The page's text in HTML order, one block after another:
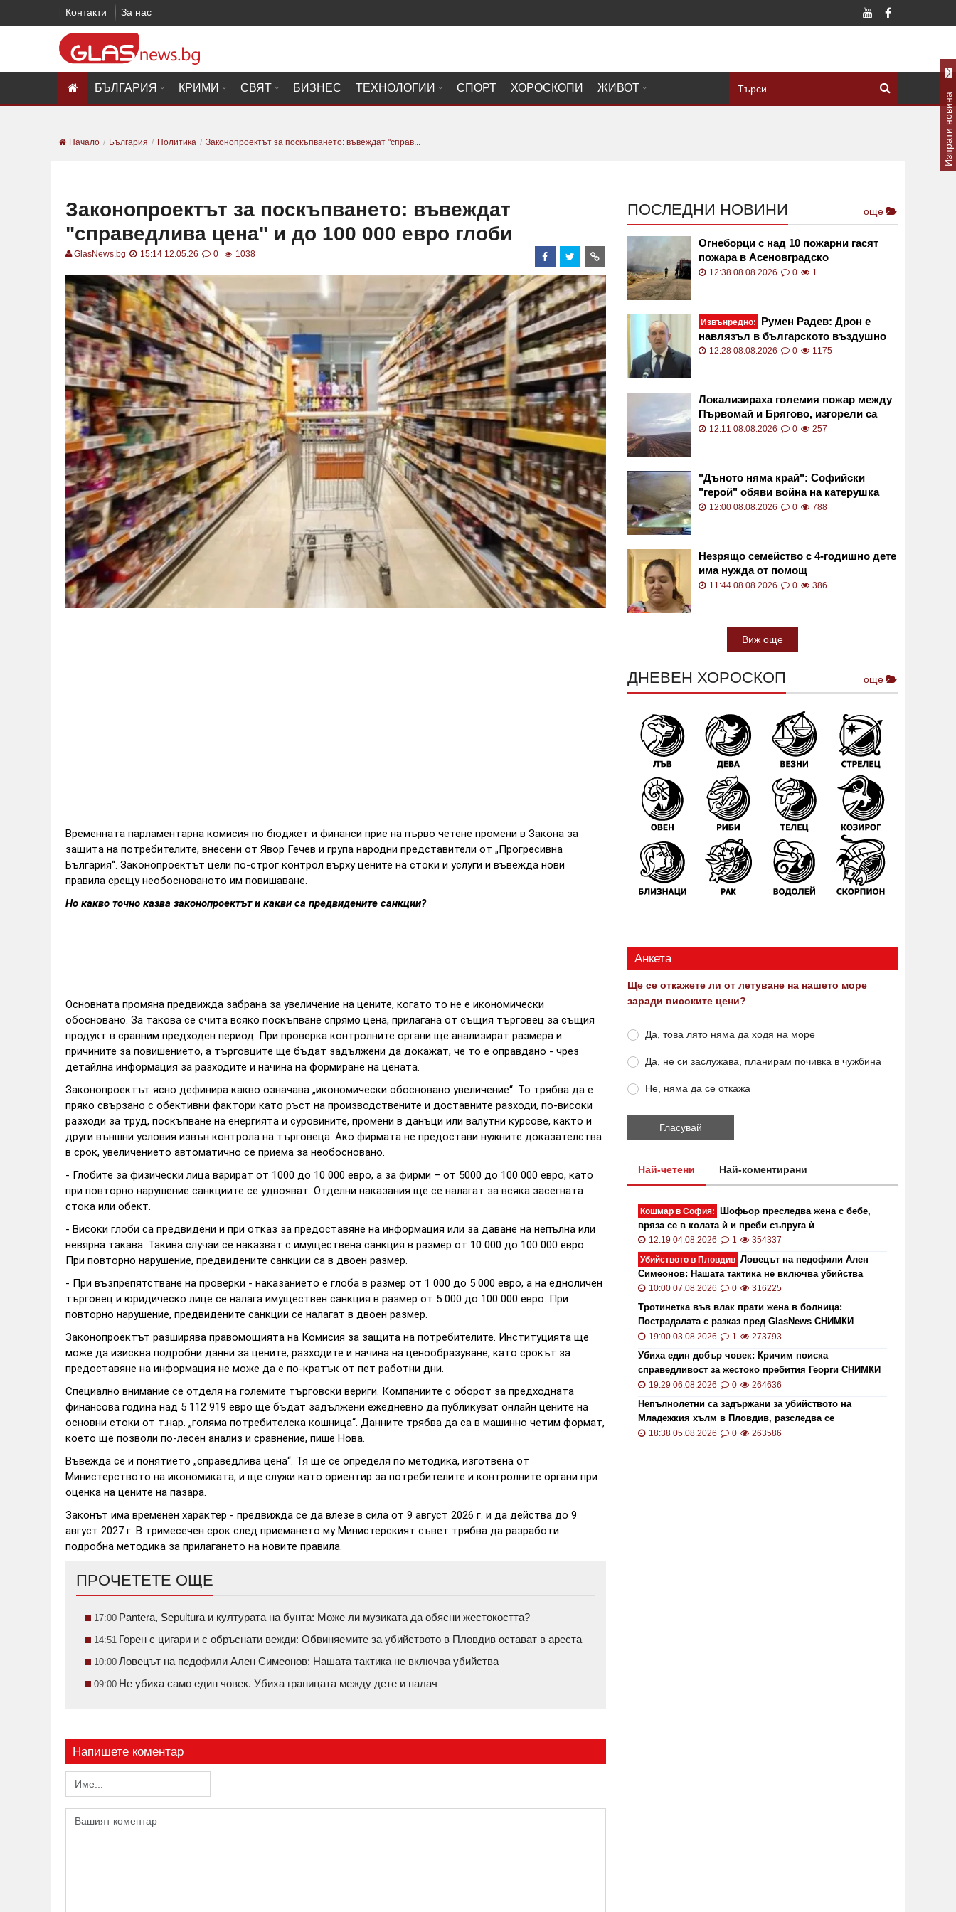
Контакти За нас
БЪЛГАРИЯ КРИМИ СВЯТ БИЗНЕС ТЕХНОЛОГИИ СПОРТ ХОРОСКОПИ ЖИВОТ
Начало България Политика Законопроектът за поскъпването: въвеждат "справ...
Законопроектът за поскъпването: въвеждат
"справедлива цена" и до 100 000 евро глоби
GlasNews.bg 15:14 12.05.26 0 1038
Временната парламентарна комисия по бюджет и финанси прие на първо четене промени в Закона за
защита на потребителите, внесени от Явор Гечев и група народни представители от „Прогресивна
България“. Законопроектът цели по-строг контрол върху цените на стоки и услуги и въвежда нови
правила срещу необоснованото им повишаване.
Но какво точно казва законопроектът и какви са предвидените санкции?
Основната промяна предвижда забрана за увеличение на цените, когато то не е икономически
обосновано. За такова се счита всяко поскъпване спрямо цена, прилагана от същия търговец за същия
продукт в сравним предходен период. При проверка контролните органи ще анализират размера и
причините за повишението, а търговците ще бъдат задължени да докажат, че то е оправдано - чрез
детайлна информация за разходите и начина на формиране на цената.
Законопроектът ясно дефинира какво означава „икономически обосновано увеличение“. То трябва да е
пряко свързано с обективни фактори като ръст на производствените и доставните разходи, по-високи
разходи за труд, поскъпване на енергията и суровините, промени в данъци или валутни курсове, както и
други външни условия извън контрола на търговеца. Ако фирмата не предостави нужните доказателства
в срок, увеличението автоматично се приема за необосновано.
- Глобите за физически лица варират от 1000 до 10 000 евро, а за фирми – от 5000 до 100 000 евро, като
при повторно нарушение санкциите се удвояват. Отделни наказания ще се налагат за всяка засегната
стока или обект.
- Високи глоби са предвидени и при отказ за предоставяне на информация или за даване на непълна или
невярна такава. Такива случаи се наказват с имуществена санкция в размер от 10 000 до 100 000 евро.
При повторно нарушение, предвидените санкции са в двоен размер.
- При възпрепятстване на проверки - наказанието е глоба в размер от 1 000 до 5 000 евро, а на едноличен
търговец и юридическо лице се налага имуществен санкция в размер от 5 000 до 100 000 евро. При
повторно нарушение, предвидените санкции се налагат в двоен размер.
Законопроектът разширява правомощията на Комисия за защита на потребителите. Институцията ще
може да изисква подробни данни за цените, разходите и начина на ценообразуване, като срокът за
предоставяне на информация не може да е по-кратък от пет работни дни.
Специално внимание се отделя на големите търговски вериги. Компаниите с оборот за предходната
финансова година над 5 112 919 евро ще бъдат задължени ежедневно да публикуват онлайн цените на
основни стоки от т.нар. „голяма потребителска кошница“. Данните трябва да са в машинно четим формат,
което ще позволи по-лесен анализ и сравнение, пише Нова.
Въвежда се и понятието „справедлива цена“. Тя ще се определя по методика, изготвена от
Министерството на икономиката, и ще служи като ориентир за потребителите и контролните органи при
оценка на цените на пазара.
Законът има временен характер - предвижда се да влезе в сила от 9 август 2026 г. и да действа до 9
август 2027 г. В тримесечен срок след приемането му Министерският съвет трябва да разработи
подробна методика за прилагането на новите правила.
ПРОЧЕТЕТЕ ОЩЕ
17:00 Pantera, Sepultura и културата на бунта: Може ли музиката да обясни жестокостта?
14:51 Горен с цигари и с обръснати вежди: Обвиняемите за убийството в Пловдив остават в ареста
10:00 Ловецът на педофили Ален Симеонов: Нашата тактика не включва убийства
09:00 Не убиха само един човек. Убиха границата между дете и палач
Напишете коментар
ПОСЛЕДНИ НОВИНИ още
Огнеборци с над 10 пожарни гасят
пожара в Асеновградско
12:38 08.08.2026 0 1
Извънредно:
Румен Радев: Дрон е
навлязъл в българското въздушно
пространство
12:28 08.08.2026 0 1175
Локализираха големия пожар между
Първомай и Брягово, изгорели са
близо 3500 декара
12:11 08.08.2026 0 257
"Дъното няма край": Софийски
"герой" обяви война на катерушка
ВИДЕО
12:00 08.08.2026 0 788
Незрящо семейство с 4-годишно дете
има нужда от помощ
11:44 08.08.2026 0 386
Виж още
ДНЕВЕН ХОРОСКОП още
Анкета
Ще се откажете ли от летуване на нашето море
заради високите цени?
Да, това лято няма да ходя на море
Да, не си заслужава, планирам почивка в чужбина
Не, няма да се откажа
Най-четени Най-коментирани
Кошмар в София:
Шофьор преследва жена с бебе,
вряза се в колата ѝ и преби съпруга ѝ
12:19 04.08.2026 1
354337
Убийството в Пловдив Ловецът на педофили Ален
Симеонов: Нашата тактика не включва убийства
10:00 07.08.2026 0 316225
Тротинетка във влак прати жена в болница:
Пострадалата с разказ пред GlasNews СНИМКИ
19:00 03.08.2026 1 273793
Убиха един добър човек: Кричим поиска
справедливост за жестоко пребития Георги СНИМКИ
и ВИДЕО
19:29 06.08.2026 0 264636
Непълнолетни са задържани за убийството на
Младежкия хълм в Пловдив, разследва се
хомофобски мотив
18:38 05.08.2026 0 263586
Изпрати новина